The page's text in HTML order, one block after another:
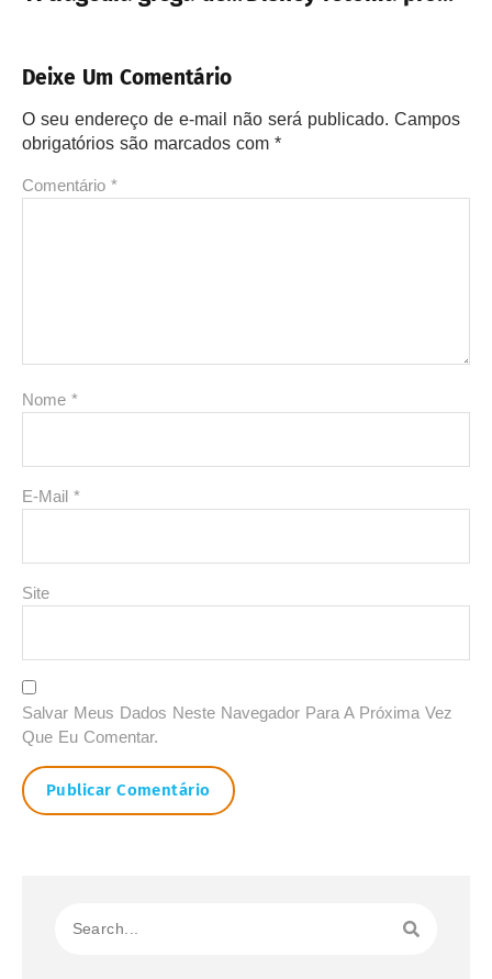
Deixe Um Comentário
O seu endereço de e-mail não será publicado. Campos
obrigatórios são marcados com *
Comentário *
Nome *
E-Mail *
Site
Salvar Meus Dados Neste Navegador Para A Próxima Vez
Que Eu Comentar.